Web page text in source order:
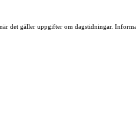
när det gäller uppgifter om dagstidningar.